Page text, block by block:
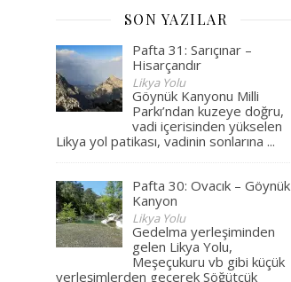
SON YAZILAR
Pafta 31: Sarıçınar –
Hisarçandır
Likya Yolu
Göynük Kanyonu Milli
Parkı’ndan kuzeye doğru,
vadi içerisinden yükselen
Likya yol patikası, vadinin sonlarına ...
Pafta 30: Ovacık – Göynük
Kanyon
Likya Yolu
Gedelma yerleşiminden
gelen Likya Yolu,
Meşeçukuru vb gibi küçük
yerleşimlerden geçerek Söğütçük